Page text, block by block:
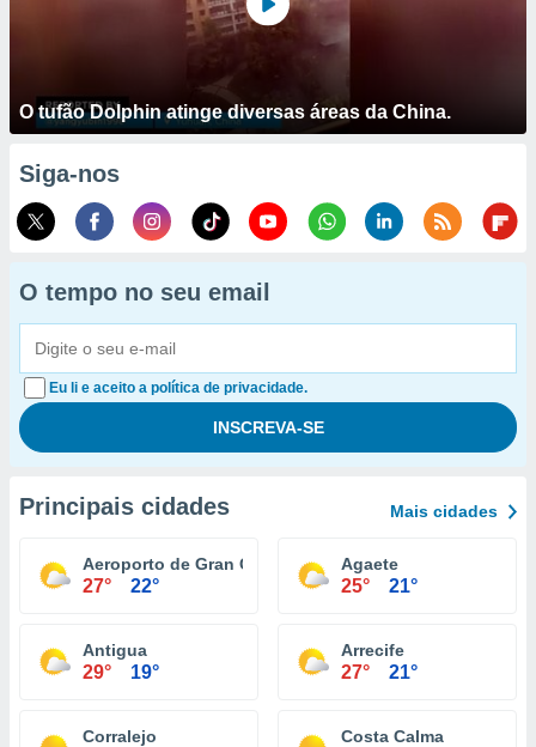
O tufão Dolphin atinge diversas áreas da China.
Siga-nos
O tempo no seu email
Eu li e aceito a política de privacidade.
Principais cidades Mais cidades
Aeroporto de Gran Canária
27° 22°
Agaete
25° 21°
Antigua
29° 19°
Arrecife
27° 21°
Corralejo Costa Calma